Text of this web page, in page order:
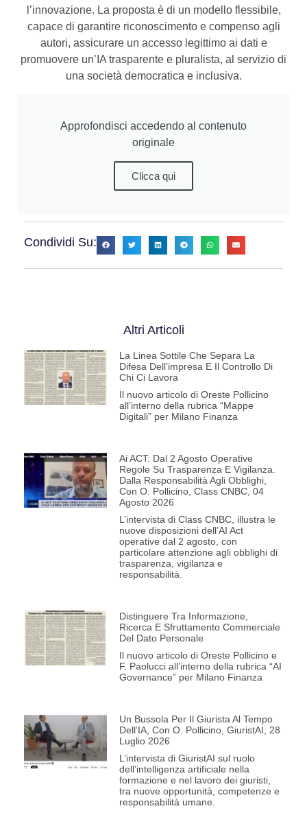
l’innovazione. La proposta è di un modello flessibile,
capace di garantire riconoscimento e compenso agli
autori, assicurare un accesso legittimo ai dati e
promuovere un’IA trasparente e pluralista, al servizio di
una società democratica e inclusiva.
Approfondisci accedendo al contenuto
originale
Clicca qui
Condividi Su:
Altri Articoli
La Linea Sottile Che Separa La
Difesa Dell’impresa E Il Controllo Di
Chi Ci Lavora
Il nuovo articolo di Oreste Pollicino
all’interno della rubrica “Mappe
Digitali” per Milano Finanza
Ai ACT: Dal 2 Agosto Operative
Regole Su Trasparenza E Vigilanza.
Dalla Responsabilità Agli Obblighi,
Con O. Pollicino, Class CNBC, 04
Agosto 2026
L’intervista di Class CNBC, illustra le
nuove disposizioni dell’AI Act
operative dal 2 agosto, con
particolare attenzione agli obblighi di
trasparenza, vigilanza e
responsabilità.
Distinguere Tra Informazione,
Ricerca E Sfruttamento Commerciale
Del Dato Personale
Il nuovo articolo di Oreste Pollicino e
F. Paolucci all’interno della rubrica “AI
Governance” per Milano Finanza
Un Bussola Per Il Giurista Al Tempo
Dell’IA, Con O. Pollicino, GiuristAI, 28
Luglio 2026
L’intervista di GiuristAI sul ruolo
dell’intelligenza artificiale nella
formazione e nel lavoro dei giuristi,
tra nuove opportunità, competenze e
responsabilità umane.